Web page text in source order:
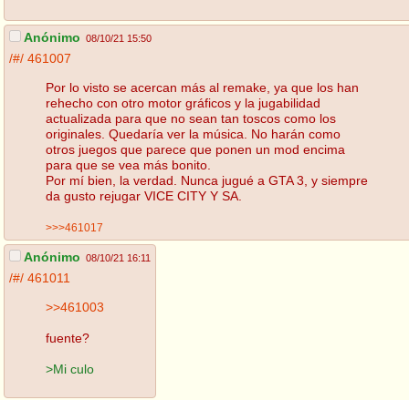
Anónimo 08/10/21 15:50
/#/ 461007
Por lo visto se acercan más al remake, ya que los han
rehecho con otro motor gráficos y la jugabilidad
actualizada para que no sean tan toscos como los
originales. Quedaría ver la música. No harán como
otros juegos que parece que ponen un mod encima
para que se vea más bonito.
Por mí bien, la verdad. Nunca jugué a GTA 3, y siempre
da gusto rejugar VICE CITY Y SA.
>>>461017
Anónimo 08/10/21 16:11
/#/ 461011
>>461003
fuente?
>Mi culo